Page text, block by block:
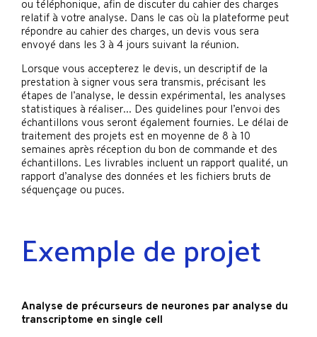
ou téléphonique, afin de discuter du cahier des charges
relatif à votre analyse. Dans le cas où la plateforme peut
répondre au cahier des charges, un devis vous sera
envoyé dans les 3 à 4 jours suivant la réunion.
Lorsque vous accepterez le devis, un descriptif de la
prestation à signer vous sera transmis, précisant les
étapes de l’analyse, le dessin expérimental, les analyses
statistiques à réaliser... Des guidelines pour l’envoi des
échantillons vous seront également fournies. Le délai de
traitement des projets est en moyenne de 8 à 10
semaines après réception du bon de commande et des
échantillons. Les livrables incluent un rapport qualité, un
rapport d’analyse des données et les fichiers bruts de
séquençage ou puces.
Exemple de projet
Analyse de précurseurs de neurones par analyse du
transcriptome en single cell